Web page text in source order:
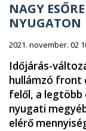
NAGY
NYUGATON
2021. november. 02
Időjárás-
hullámzó front
felől, a legtöbb
nyugati
elérő